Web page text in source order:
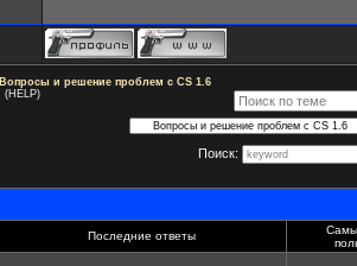
Вопросы и решение проблем с CS 1.6
(HELP)
Поиск:
Последние ответы